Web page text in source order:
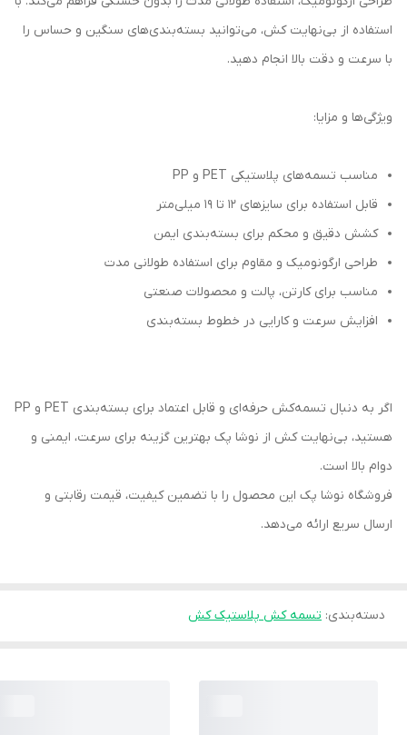
استفاده از بی‌نهایت کش، می‌توانید بسته‌بندی‌های سنگین و حساس را
با سرعت و دقت بالا انجام دهید.
ویژگی‌ها و مزایا:
مناسب تسمه‌های پلاستیکی PET و PP
قابل استفاده برای سایزهای ۱۲ تا ۱۹ میلی‌متر
کشش دقیق و محکم برای بسته‌بندی ایمن
طراحی ارگونومیک و مقاوم برای استفاده طولانی مدت
مناسب برای کارتن، پالت و محصولات صنعتی
افزایش سرعت و کارایی در خطوط بسته‌بندی
اگر به دنبال تسمه‌کش حرفه‌ای و قابل اعتماد برای بسته‌بندی PET و PP
هستید، بی‌نهایت کش از نوشا پک بهترین گزینه برای سرعت، ایمنی و
دوام بالا است.
فروشگاه نوشا پک این محصول را با تضمین کیفیت، قیمت رقابتی و
ارسال سریع ارائه می‌دهد.
دسته‌بندی: تسمه کش پلاستیک کش